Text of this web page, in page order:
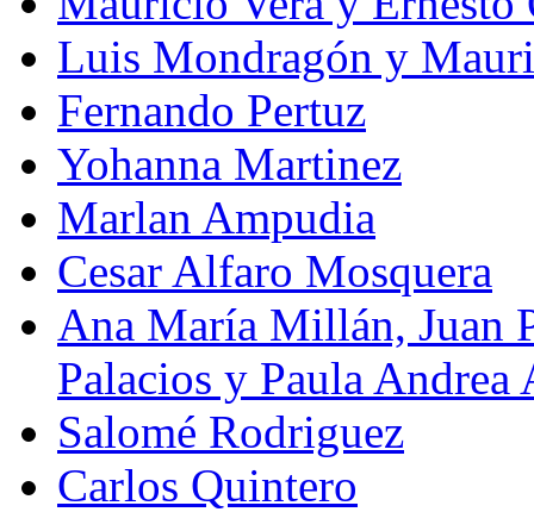
Luis Mondragón y
Fernando Pertuz
Yohanna Martinez
Marlan Ampudia
Cesar Alfaro Mosquera
Ana María Millán, Juan
Palacios y Paula Andrea
Salomé Rodriguez
Carlos Quintero